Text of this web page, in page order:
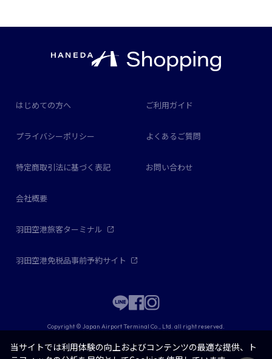
はじめての方へ ご利用ガイド
プライバシーポリシー よくあるご質問
特定商取引法に基づく表記 お問い合わせ
会社概要
羽田空港旅客ターミナル
羽田空港免税品事前予約サイト
Copyright © Japan Airport Terminal Co., Ltd. all right reserved.
当サイトでは利用体験の向上およびコンテンツの最適な提供、ト